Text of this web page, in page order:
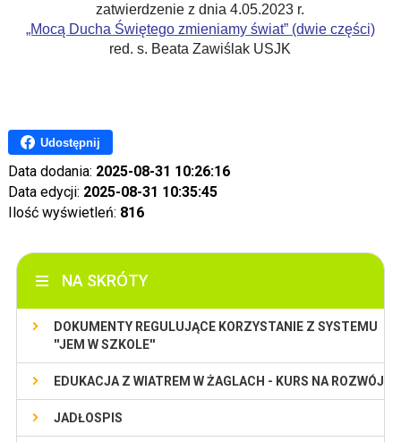
zatwierdzenie z dnia 4.05.2023 r.
„Mocą Ducha Świętego zmieniamy świat” (dwie części)
red. s. Beata Zawiślak USJK
Udostępnij
Data dodania: 2025-08-31 10:26:16
Data edycji: 2025-08-31 10:35:45
Ilość wyświetleń: 816
NA SKRÓTY
DOKUMENTY REGULUJĄCE KORZYSTANIE Z SYSTEMU
''JEM W SZKOLE''
EDUKACJA Z WIATREM W ŻAGLACH - KURS NA ROZWÓJ
JADŁOSPIS